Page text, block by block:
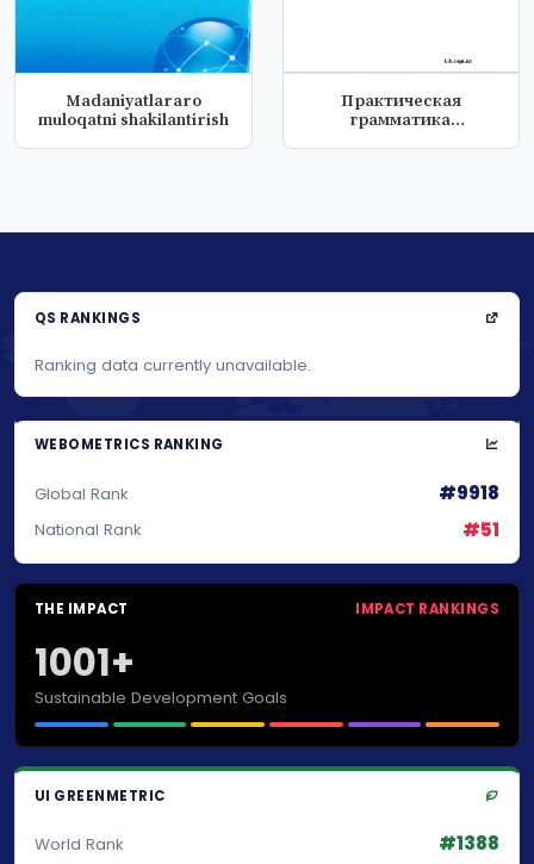
Madaniyatlararo
muloqatni shakilantirish
Практическая
грамматика
QS RANKINGS
Ranking data currently unavailable.
WEBOMETRICS RANKING
Global Rank #9918
National Rank #51
THE IMPACT IMPACT RANKINGS
1001+
Sustainable Development Goals
UI GREENMETRIC
World Rank #1388